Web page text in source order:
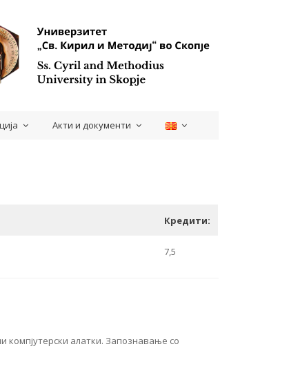
Акти и документи
Кредити:
7,5
компјутерски алатки. Запознавање со